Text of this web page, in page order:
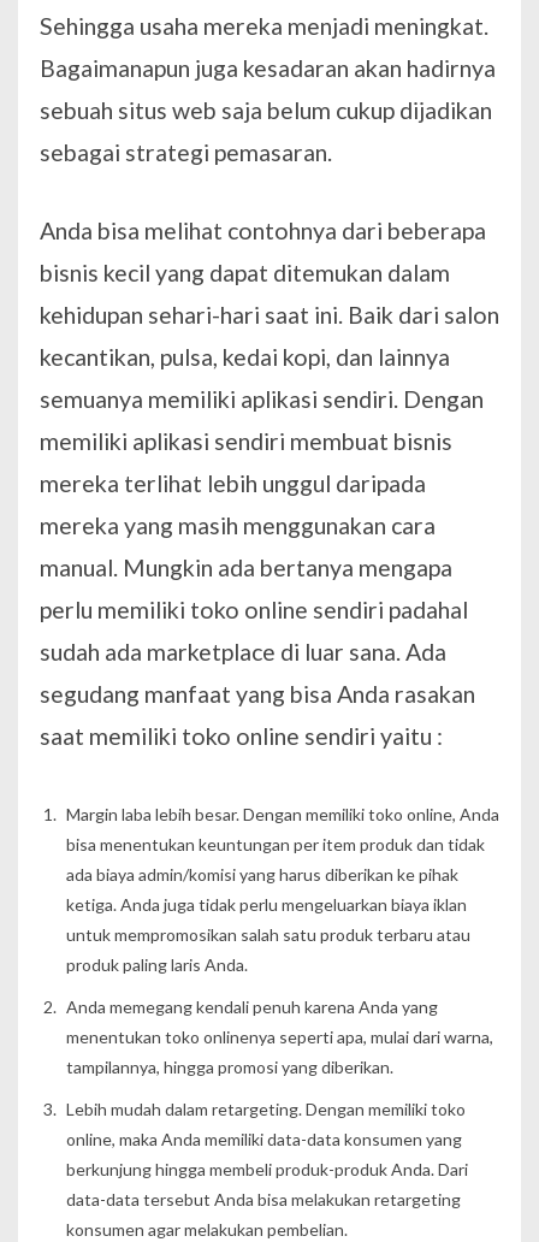
Sehingga usaha mereka menjadi meningkat.
Bagaimanapun juga kesadaran akan hadirnya
sebuah situs web saja belum cukup dijadikan
sebagai strategi pemasaran.
Anda bisa melihat contohnya dari beberapa
bisnis kecil yang dapat ditemukan dalam
kehidupan sehari-hari saat ini. Baik dari salon
kecantikan, pulsa, kedai kopi, dan lainnya
semuanya memiliki aplikasi sendiri. Dengan
memiliki aplikasi sendiri membuat bisnis
mereka terlihat lebih unggul daripada
mereka yang masih menggunakan cara
manual. Mungkin ada bertanya mengapa
perlu memiliki toko online sendiri padahal
sudah ada marketplace di luar sana. Ada
segudang manfaat yang bisa Anda rasakan
saat memiliki toko online sendiri yaitu :
Margin laba lebih besar. Dengan memiliki toko online, Anda
bisa menentukan keuntungan per item produk dan tidak
ada biaya admin/komisi yang harus diberikan ke pihak
ketiga. Anda juga tidak perlu mengeluarkan biaya iklan
untuk mempromosikan salah satu produk terbaru atau
produk paling laris Anda.
Anda memegang kendali penuh karena Anda yang
menentukan toko onlinenya seperti apa, mulai dari warna,
tampilannya, hingga promosi yang diberikan.
Lebih mudah dalam retargeting. Dengan memiliki toko
online, maka Anda memiliki data-data konsumen yang
berkunjung hingga membeli produk-produk Anda. Dari
data-data tersebut Anda bisa melakukan retargeting
konsumen agar melakukan pembelian.